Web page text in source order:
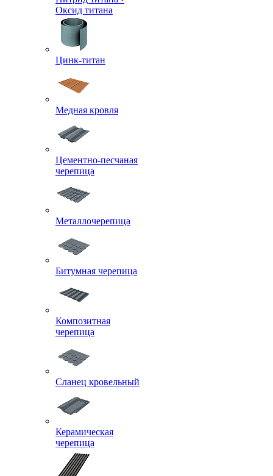
Оксид титана
Цинк-титан
Медная кровля
Цементно-песчаная
черепица
Металлочерепица
Битумная черепица
Композитная
черепица
Сланец кровельный
Керамическая
черепица